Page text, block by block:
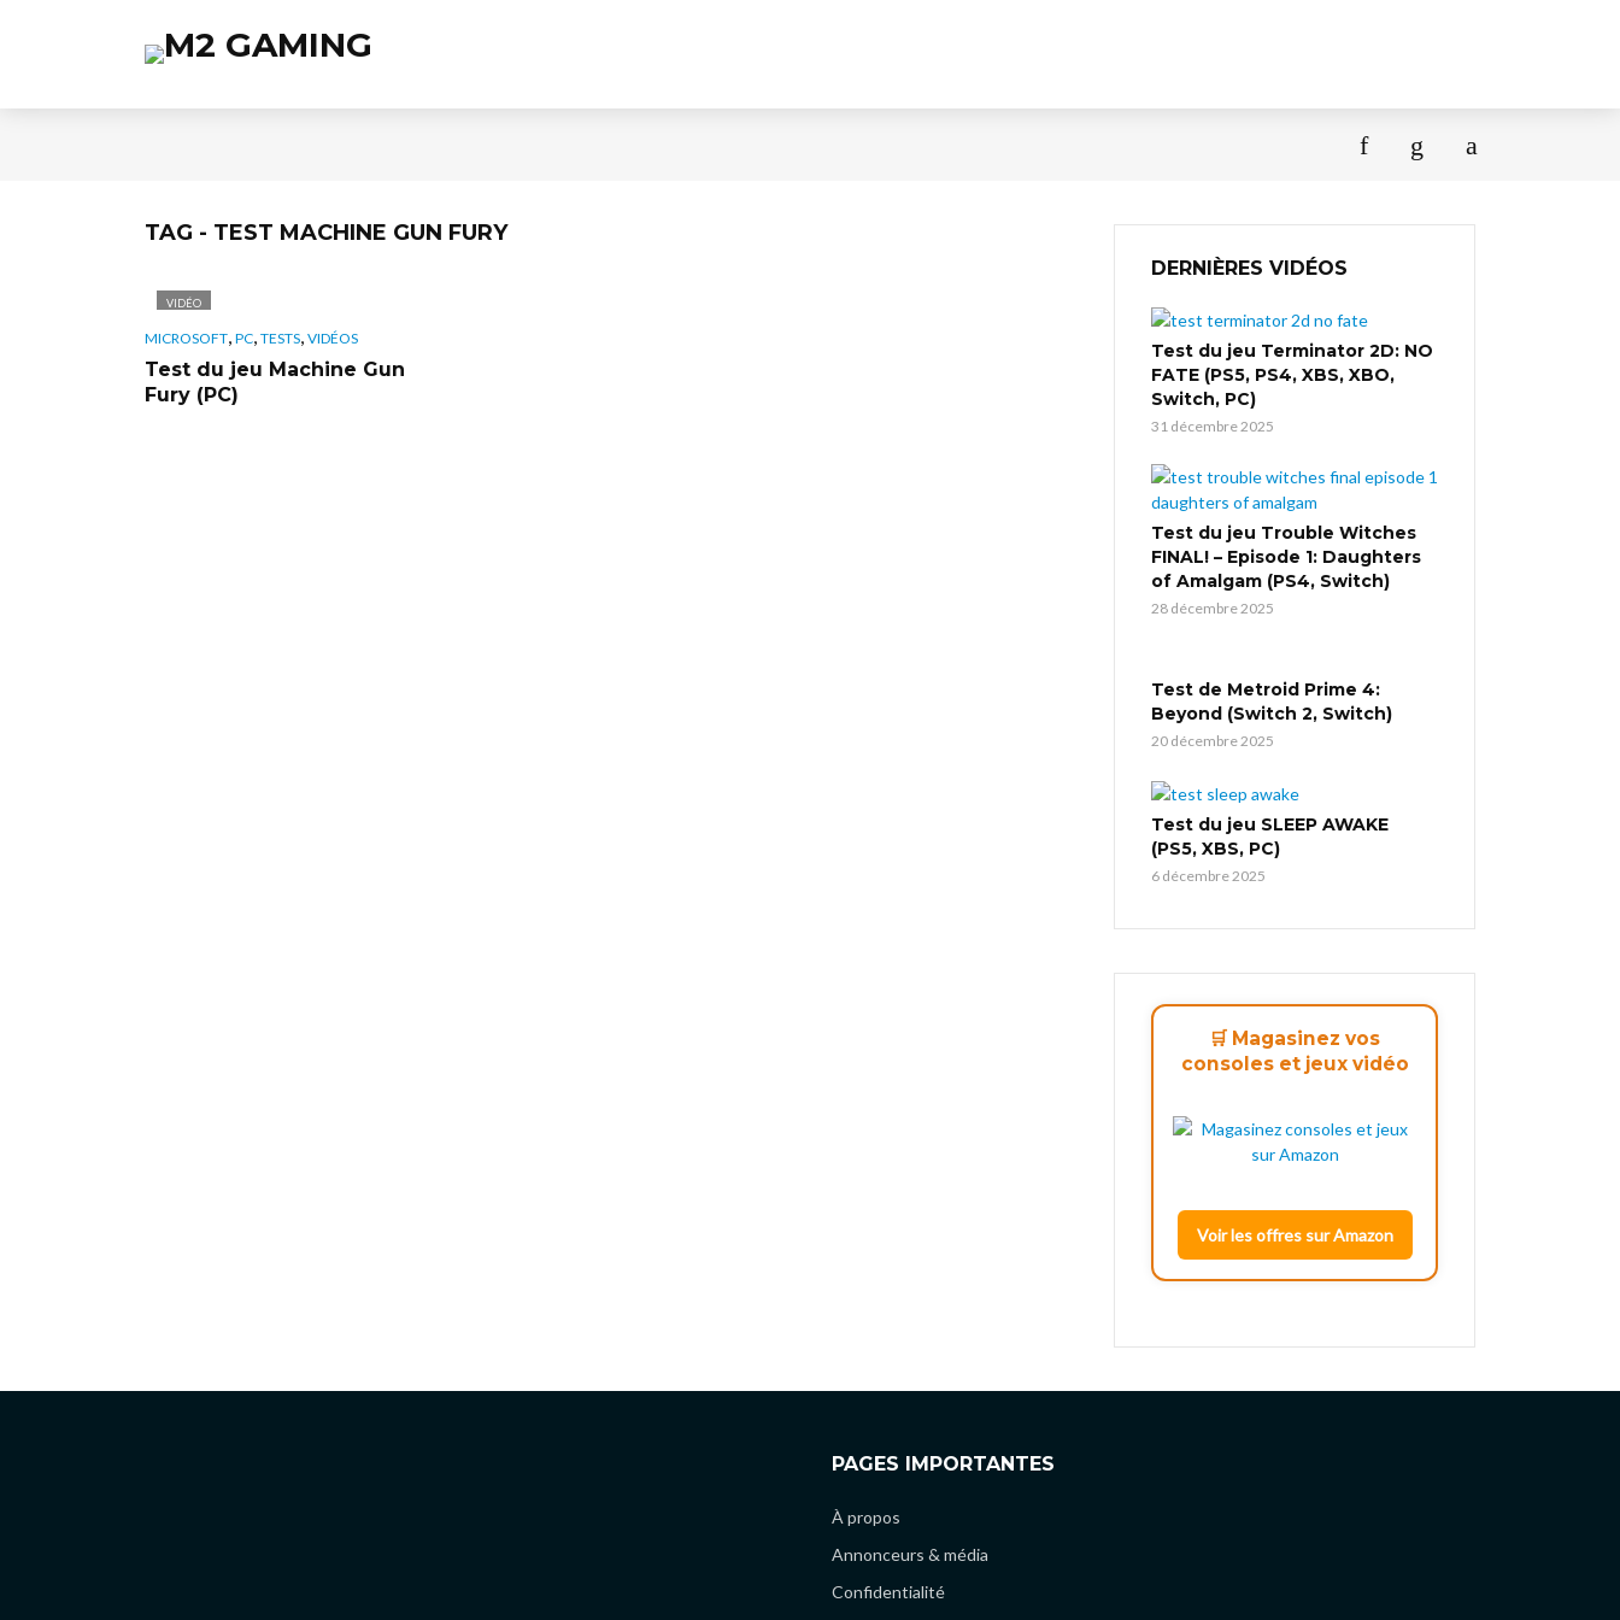
TAG - TEST MACHINE GUN FURY
VIDÉO
MICROSOFT, PC, TESTS, VIDÉOS
Test du jeu Machine Gun
Fury (PC)
DERNIÈRES VIDÉOS
Test du jeu Terminator 2D: NO
FATE (PS5, PS4, XBS, XBO,
Switch, PC)
31 décembre 2025
Test du jeu Trouble Witches
FINAL! – Episode 1: Daughters
of Amalgam (PS4, Switch)
28 décembre 2025
Test de Metroid Prime 4:
Beyond (Switch 2, Switch)
20 décembre 2025
Test du jeu SLEEP AWAKE
(PS5, XBS, PC)
6 décembre 2025
🛒 Magasinez vos
consoles et jeux vidéo
Voir les offres sur Amazon
PAGES IMPORTANTES
À propos
Annonceurs & média
Confidentialité